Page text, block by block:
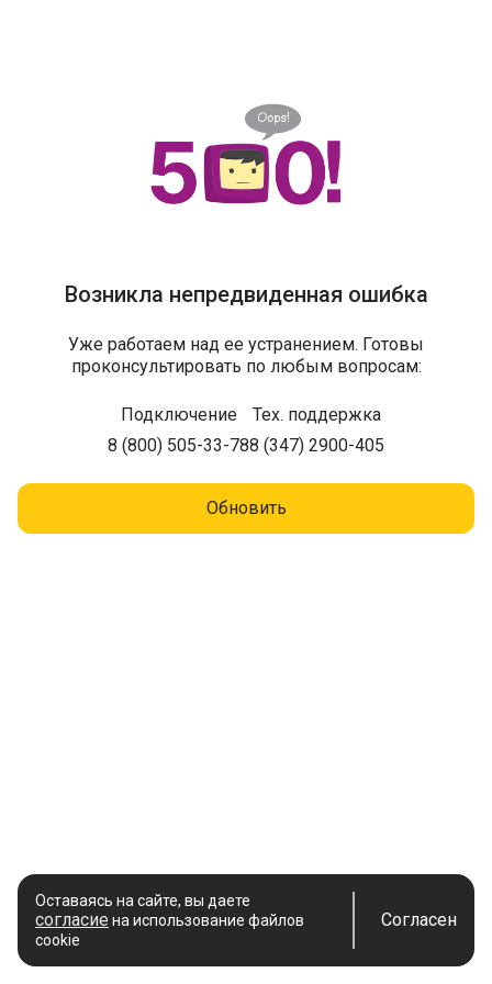
Возникла непредвиденная ошибка
Уже работаем над ее устранением. Готовы
проконсультировать по любым вопросам:
Подключение
8 (800) 505-33-78
Тех. поддержка
8 (347) 2900-405
Обновить
Оставаясь на сайте, вы даете
согласие на использование файлов
cookie
Согласен